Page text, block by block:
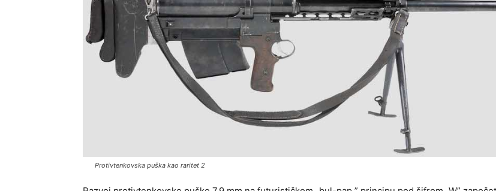
Protivtenkovska puška kao raritet 2